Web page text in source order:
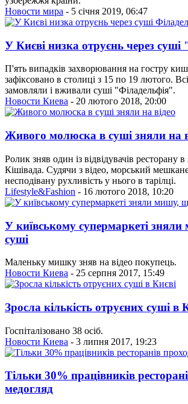
Новости мира - 5 січня 2019, 06:47
У Києві низка отруєнь через суші
П'ять випадків захворювання на гостру
зафіксовано в столиці з 15 по 19 лютого. Всі
замовляли і вживали суші "Філадельфія".
Новости Киева - 20 лютого 2018, 20:00
Живого молюска в суші зняли на
Ролик зняв один із відвідувачів ресторану в
Кішівада. Судячи з відео, морський
несподівану рухливість у нього в тарілці.
Lifestyle&Fashion - 16 лютого 2018, 10:20
У київському супермаркеті
суші
Маленьку мишку зняв на відео покупець.
Новости Киева - 25 серпня 2017, 15:49
Зросла кількість отруєних суші в
Госпіталізовано 38 осіб.
Новости Киева - 3 липня 2017, 19:23
Тільки 30% працівників
медогляд